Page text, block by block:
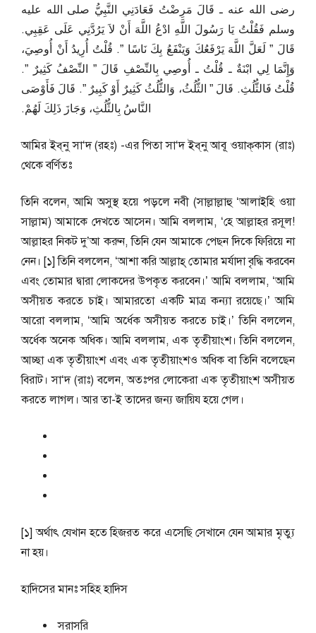
رضى الله عنه ـ قَالَ مَرِضْتُ فَعَادَنِي النَّبِيُّ صلى الله عليه
وسلم فَقُلْتُ يَا رَسُولَ اللَّهِ ادْعُ اللَّهَ أَنْ لاَ يَرُدَّنِي عَلَى عَقِبِي‏.‏
قَالَ ‏”‏ لَعَلَّ اللَّهَ يَرْفَعُكَ وَيَنْفَعُ بِكَ نَاسًا ‏”‏‏.‏ قُلْتُ أُرِيدُ أَنْ أُوصِيَ،
وَإِنَّمَا لِي ابْنَةٌ ـ قُلْتُ ـ أُوصِي بِالنِّصْفِ قَالَ ‏”‏ النِّصْفُ كَثِيرٌ ‏”‏‏.‏
قُلْتُ فَالثُّلُثِ‏.‏ قَالَ ‏”‏ الثُّلُثُ، وَالثُّلُثُ كَثِيرٌ أَوْ كَبِيرٌ ‏”‏‏.‏ قَالَ فَأَوْصَى
النَّاسُ بِالثُّلُثِ، وَجَازَ ذَلِكَ لَهُمْ‏.‏
আমির ইব্‌নু সা‘দ (রহঃ) -এর পিতা সা‘দ ইব্‌নু আবূ ওয়াক্‌কাস (রাঃ)
থেকে বর্ণিতঃ
তিনি বলেন, আমি অসুস্থ হয়ে পড়লে নবী (সাল্লাল্লাহু ‘আলাইহি ওয়া
সাল্লাম) আমাকে দেখতে আসেন। আমি বললাম, ‘হে আল্লাহর রসূল!
আল্লাহর নিকট দু’আ করুন, তিনি যেন আমাকে পেছন দিকে ফিরিয়ে না
নেন। [১] তিনি বললেন, ‘আশা করি আল্লাহ্‌ তোমার মর্যাদা বৃদ্ধি করবেন
এবং তোমার দ্বারা লোকদের উপকৃত করবেন।’ আমি বললাম, ‘আমি
অসীয়ত করতে চাই। আমারতো একটি মাত্র কন্যা রয়েছে।’ আমি
আরো বললাম, ‘আমি অর্ধেক অসীয়ত করতে চাই।’ তিনি বললেন,
অর্ধেক অনেক অধিক। আমি বললাম, এক তৃতীয়াংশ। তিনি বললেন,
আচ্ছা এক তৃতীয়াংশ এবং এক তৃতীয়াংশও অধিক বা তিনি বলেছেন
বিরাট। সা‘দ (রাঃ) বলেন, অতঃপর লোকেরা এক তৃতীয়াংশ অসীয়ত
করতে লাগল। আর তা-ই তাদের জন্য জায়িয হয়ে গেল।
‎[১] অর্থাৎ যেখান হতে হিজরত করে এসেছি সেখানে যেন আমার মৃত্যু
না হয়।
হাদিসের মানঃসহিহ হাদিস
সরাসরি